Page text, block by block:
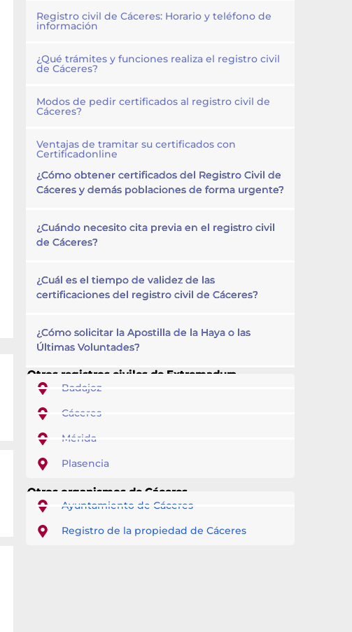
Registro civil de Cáceres: Horario y teléfono de
información
¿Qué trámites y funciones realiza el registro civil
de Cáceres?
Modos de pedir certificados al registro civil de
Cáceres?
Ventajas de tramitar su certificados con
Certificadonline
¿Cómo obtener certificados del Registro Civil de
Cáceres y demás poblaciones de forma urgente?
¿Cuándo necesito cita previa en el registro civil
de Cáceres?
¿Cuál es el tiempo de validez de las
certificaciones del registro civil de Cáceres?
¿Cómo solicitar la Apostilla de la Haya o las
Últimas Voluntades?
Otros registros civiles de Extremadura
Badajoz
Cáceres
Mérida
Plasencia
Otros organismos de Cáceres
Ayuntamiento de Cáceres
Registro de la propiedad de Cáceres